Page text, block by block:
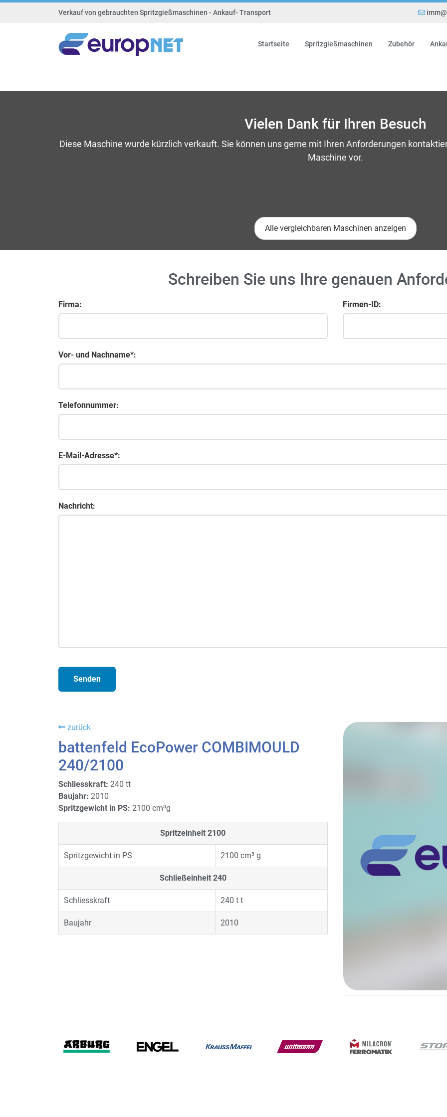
Verkauf von gebrauchten Spritzgießmaschinen - Ankauf- Transport
Startseite Spritzgießmaschinen Zubehör
Vielen Dank für Ihren Besuch
Diese Maschine wurde kürzlich verkauft. Sie können uns gerne mit Ihren Anforderungen
Maschine vor.
Alle vergleichbaren Maschinen anzeigen
Schreiben Sie uns Ihre genauen
Firma: Firmen-ID:
Vor- und Nachname*:
Telefonnummer:
E-Mail-Adresse*:
Nachricht:
zurück
battenfeld EcoPower COMBIMOULD
240/2100
Schliesskraft: 240 tt
Baujahr: 2010
Spritzgewicht in PS: 2100 cm³g
Spritzeinheit 2100
Spritzgewicht in PS 2100 cm³ g
Schließeinheit 240
Schliesskraft 240 t t
Baujahr 2010